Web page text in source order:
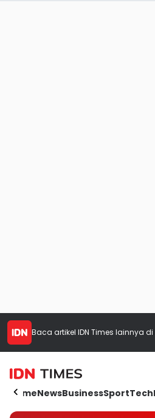
Baca artikel IDN Times lainnya di
HomeNewsBusinessSportTech